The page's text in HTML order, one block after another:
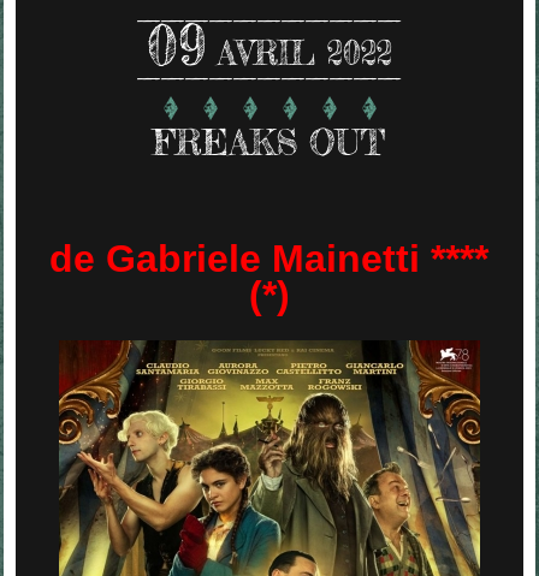
09 AVRIL 2022
FREAKS OUT
de Gabriele Mainetti ****
(*)